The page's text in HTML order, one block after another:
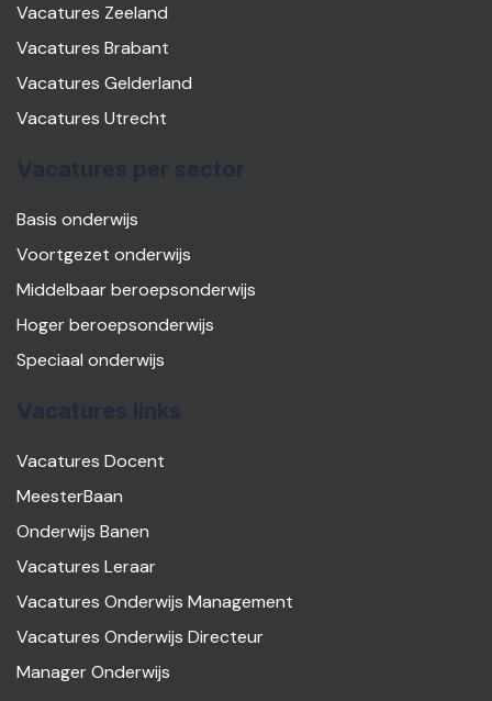
Vacatures Zeeland
Vacatures Brabant
Vacatures Gelderland
Vacatures Utrecht
Basis onderwijs
Voortgezet onderwijs
Middelbaar beroepsonderwijs
Hoger beroepsonderwijs
Speciaal onderwijs
Vacatures Docent
MeesterBaan
Onderwijs Banen
Vacatures Leraar
Vacatures Onderwijs Management
Vacatures Onderwijs Directeur
Manager Onderwijs